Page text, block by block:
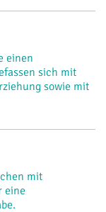
einen
sich mit
sowie mit
mit
eine